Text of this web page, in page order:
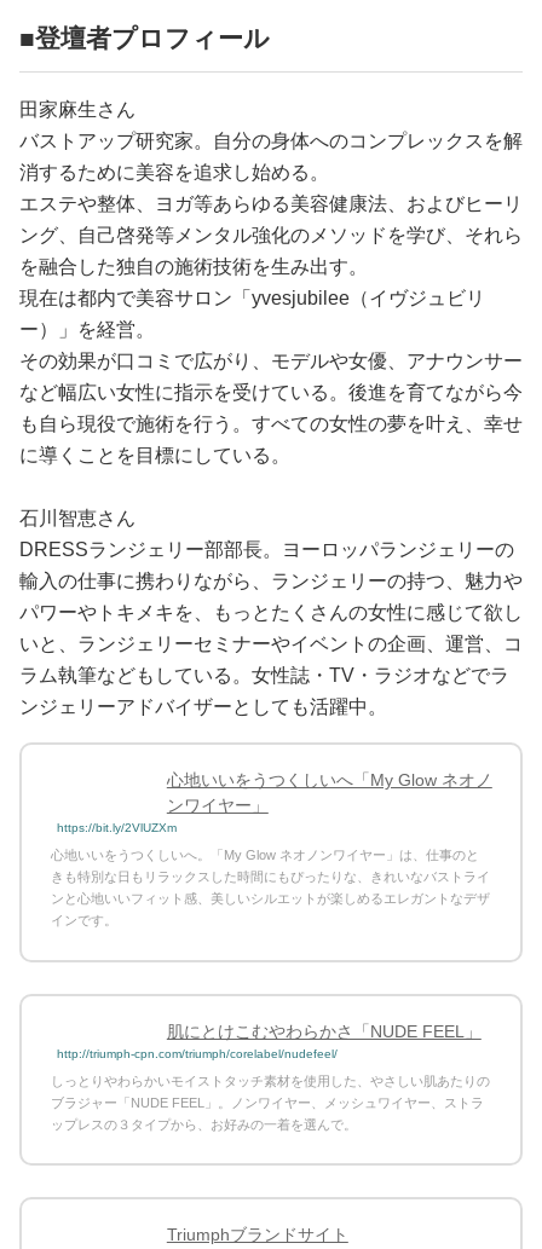
■登壇者プロフィール
田家麻生さん
バストアップ研究家。自分の身体へのコンプレックスを解
消するために美容を追求し始める。
エステや整体、ヨガ等あらゆる美容健康法、およびヒーリ
ング、自己啓発等メンタル強化のメソッドを学び、それら
を融合した独自の施術技術を生み出す。
現在は都内で美容サロン「yvesjubilee（イヴジュビリ
ー）」を経営。
その効果が口コミで広がり、モデルや女優、アナウンサー
など幅広い女性に指示を受けている。後進を育てながら今
も自ら現役で施術を行う。すべての女性の夢を叶え、幸せ
に導くことを目標にしている。
石川智恵さん
DRESSランジェリー部部長。ヨーロッパランジェリーの
輸入の仕事に携わりながら、ランジェリーの持つ、魅力や
パワーやトキメキを、もっとたくさんの女性に感じて欲し
いと、ランジェリーセミナーやイベントの企画、運営、コ
ラム執筆などもしている。女性誌・TV・ラジオなどでラ
ンジェリーアドバイザーとしても活躍中。
心地いいをうつくしいへ「My Glow ネオノ
ンワイヤー」
https://bit.ly/2VlUZXm
心地いいをうつくしいへ。「My Glow ネオノンワイヤー」は、仕事のと
きも特別な日もリラックスした時間にもぴったりな、きれいなバストライ
ンと心地いいフィット感、美しいシルエットが楽しめるエレガントなデザ
インです。
肌にとけこむやわらかさ「NUDE FEEL」
http://triumph-cpn.com/triumph/corelabel/nudefeel/
しっとりやわらかいモイストタッチ素材を使用した、やさしい肌あたりの
ブラジャー「NUDE FEEL」。ノンワイヤー、メッシュワイヤー、ストラ
ップレスの３タイプから、お好みの一着を選んで。
Triumphブランドサイト